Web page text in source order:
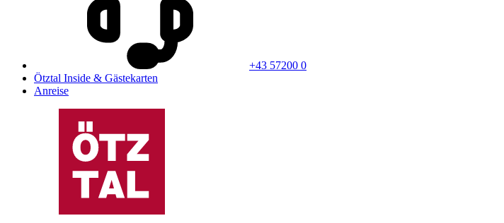
+43 57200 0
Ötztal Inside & Gästekarten
Anreise